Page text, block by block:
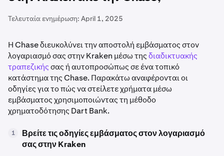
Τελευταία ενημέρωση: April 1, 2025
Η Chase διευκολύνει την αποστολή εμβάσματος στον
λογαριασμό σας στην Kraken μέσω τηςδιαδικτυακής
τραπεζικήςσας ή αυτοπροσώπως σε ένα τοπικό
κατάστημα της Chase. Παρακάτω αναφέρονται οι
οδηγίες για το πώς να στείλετε χρήματα μέσω
εμβάσματος χρησιμοποιώντας τη μέθοδο
χρηματοδότησης Dart Bank.
1
Βρείτε τις οδηγίες εμβάσματος στον λογαριασμό
σας στην Kraken